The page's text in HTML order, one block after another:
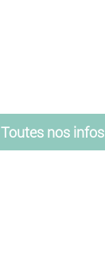
Toutes nos infos